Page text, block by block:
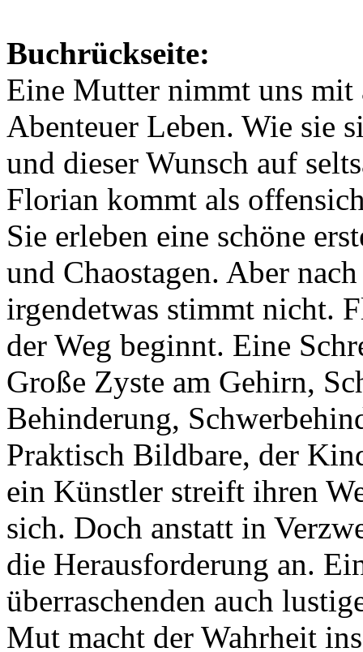
Buchrückseite:
Eine Mutter nimmt uns mit
Abenteuer Leben. Wie sie
und dieser Wunsch auf
Florian kommt als
Sie erleben eine schöne
und Chaostagen. Aber
irgendetwas stimmt nicht.
der Weg beginnt. Eine
Große Zyste am Gehirn,
Behinderung,
Praktisch Bildbare, der
ein Künstler streift ihren
sich. Doch anstatt in
die Herausforderung an.
überraschenden auch
Mut macht der Wahrheit